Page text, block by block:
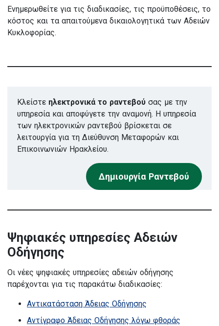
Ενημερωθείτε για τις διαδικασίες, τις προϋποθέσεις, το
κόστος και τα απαιτούμενα δικαιολογητικά των Αδειών
Κυκλοφορίας.
Κλείστε ηλεκτρονικά το ραντεβού σας με την
υπηρεσία και αποφύγετε την αναμονή. Η υπηρεσία
των ηλεκτρονικών ραντεβού βρίσκεται σε
λειτουργία για τη Διεύθυνση Μεταφορών και
Επικοινωνιών Ηρακλείου.
Δημιουργία Ραντεβού
Ψηφιακές υπηρεσίες Αδειών
Οδήγησης
Οι νέες ψηφιακές υπηρεσίες αδειών οδήγησης
παρέχονται για τις παρακάτω διαδικασίες:
Αντικατάσταση Άδειας Οδήγησης
Αντίγραφο Άδειας Οδήγησης λόγω φθοράς